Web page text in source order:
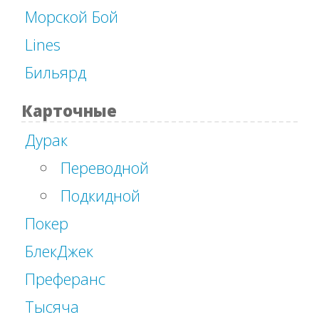
Морской Бой
Lines
Бильярд
Карточные
Дурак
Переводной
Подкидной
Покер
БлекДжек
Преферанс
Тысяча